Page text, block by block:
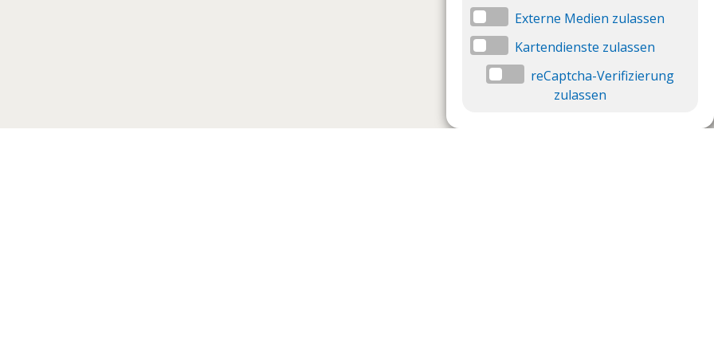
Externe Medien zulassen
Kartendienste zulassen
reCaptcha-Verifizierung
zulassen